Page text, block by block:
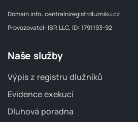
Domain info: centralniregistrdluzniku.cz
Provozovatel: ISR LLC, ID: 1791193-92
Naše služby
Výpis z registru dlužníků
Evidence exekucí
Dluhová poradna